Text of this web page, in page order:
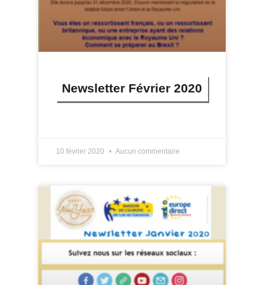
Newsletter Février 2020
10 février 2020 Aucun commentaire